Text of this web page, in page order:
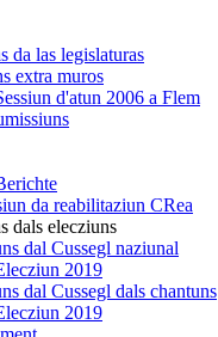
da las legislaturas
extra muros
d'atun 2006 a Flem
da reabilitaziun CRea
dals elecziuns
dal Cussegl naziunal
2019
dal Cussegl dals chantuns
2019